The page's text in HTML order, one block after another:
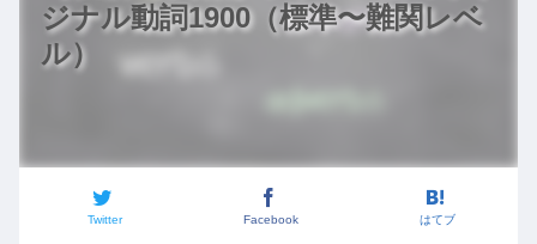
ジナル動詞1900（標準〜難関レベ
ル）
Twitter Facebook はてブ